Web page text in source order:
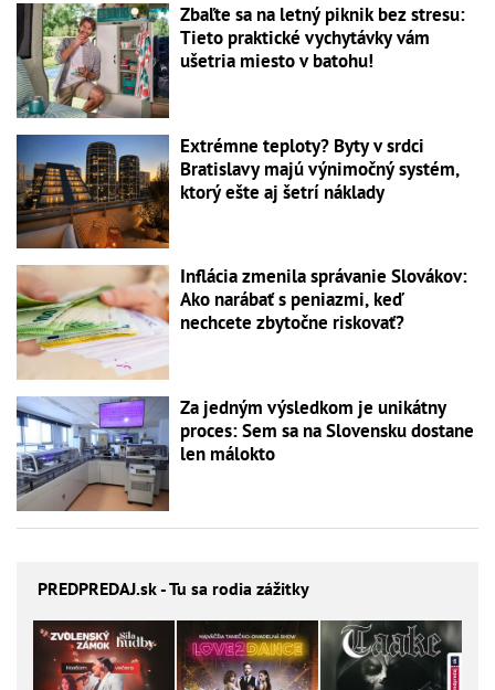
Zbaľte sa na letný piknik bez stresu:
Tieto praktické vychytávky vám
ušetria miesto v batohu!
Extrémne teploty? Byty v srdci
Bratislavy majú výnimočný systém,
ktorý ešte aj šetrí náklady
Inflácia zmenila správanie Slovákov:
Ako narábať s peniazmi, keď
nechcete zbytočne riskovať?
Za jedným výsledkom je unikátny
proces: Sem sa na Slovensku dostane
len málokto
PREDPREDAJ.sk - Tu sa rodia zážitky